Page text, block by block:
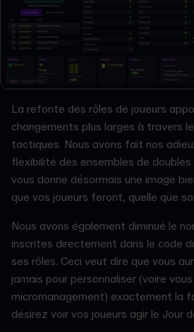
La refonte des rôles de joueurs
changements plus larges à travers
tactiques. Nous avons fait nos
flexibilité des ensembles de
vous donne désormais une image
que vos joueurs feront, quelle que
Nous avons également diminué le
inscrites directement dans le code
ses rôles. Ceci veut dire que vous
jamais pour personnaliser (voire
micromanagement) exactement la
désirez voir vos joueurs agir le Jour